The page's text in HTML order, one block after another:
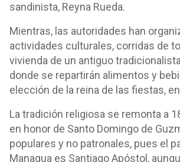
sandinista, Reyna Rueda.
Mientras, las autoridades han
actividades culturales, corridas de
vivienda de un antiguo
donde se repartirán alimentos y
elección de la reina de las fiestas,
La tradición religiosa se remonta a
en honor de Santo Domingo de
populares y no patronales, pues el
Managua es Santiago Apóstol,